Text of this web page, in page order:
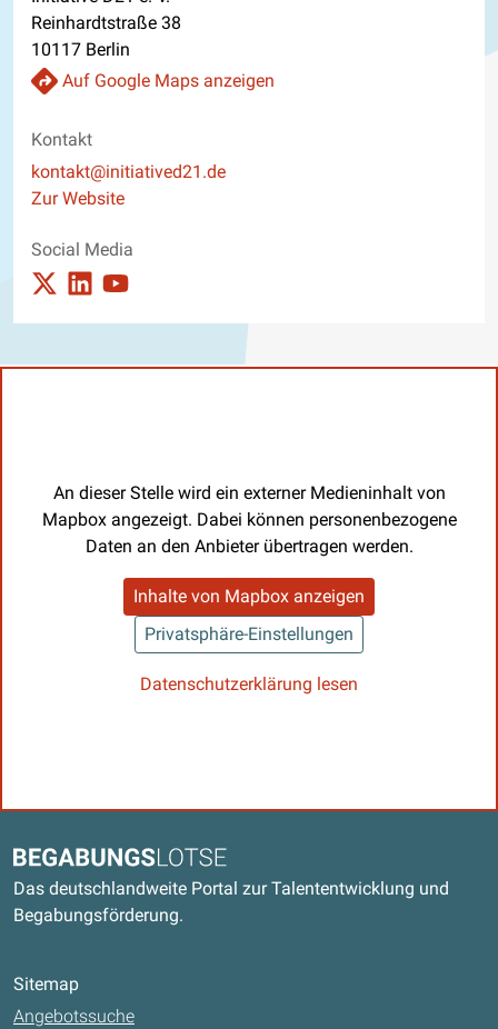
Reinhardtstraße 38
10117 Berlin
Auf Google Maps anzeigen
Kontakt
E-Mail
kontakt@initiatived21.de
Website
Zur Website
Social Media
Auftritt auf X_twitter ansehen
Auftritt auf Linkedin ansehen
Auftritt auf Youtube ansehen
An dieser Stelle wird ein externer Medieninhalt von
Mapbox angezeigt. Dabei können personenbezogene
Daten an den Anbieter übertragen werden.
Inhalte von Mapbox anzeigen
Privatsphäre-Einstellungen
Datenschutzerklärung lesen
Begabungslotse
Das deutschlandweite Portal zur Talententwicklung und
Begabungsförderung.
Sitemap
Angebotssuche